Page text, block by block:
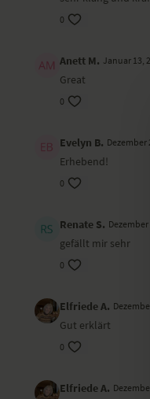
0
Anett M. Januar 13,
Great
0
Evelyn B. Dezember
Erhebend!
0
Renate S. Dezember
gefällt mir sehr
0
Elfriede A.
Gut erklärt
0
Elfriede A.